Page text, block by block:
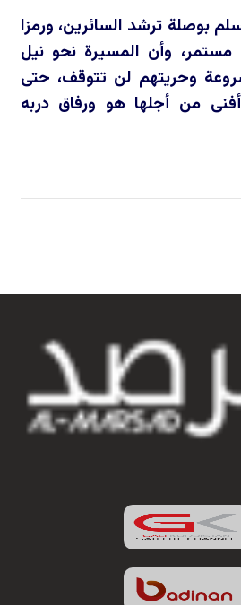
بوصلة ترشد السائرين، ورمزا
مستمر، وأن المسيرة نحو نيل
وحريتهم لن تتوقف، حتى
من أجلها هو ورفاق دربه